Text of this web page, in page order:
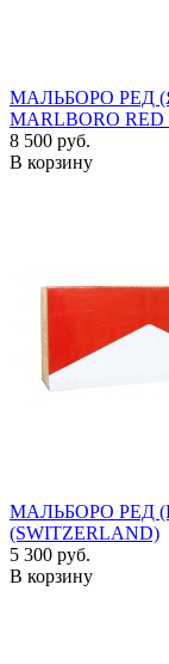
МАЛЬБОРО РЕД
MARLBORO RED
8 500 руб.
В корзину
МАЛЬБОРО РЕД
(SWITZERLAND)
5 300 руб.
В корзину